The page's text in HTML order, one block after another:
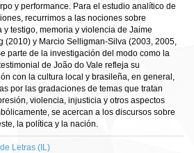
y performance. Para el estudio analítico de
recurrimos a las nociones sobre
y testigo, memoria y violencia de Jaime
(2010) y Marcio Selligman-Silva (2003, 2005,
parte de la investigación del modo como la
de João do Vale refleja su
con la cultura local y brasileña, en general,
por las gradaciones de temas que tratan
violencia, injusticia y otros aspectos
se acercan a los discursos sobre
la política y la nación.
Letras (IL)